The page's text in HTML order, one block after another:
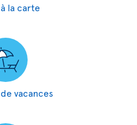
la carte
vacances